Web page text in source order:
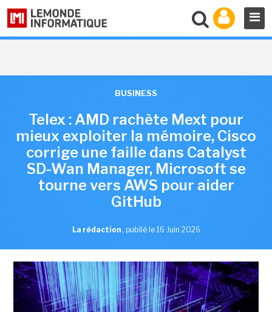
BUSINESS
Telex : AMD rachète Mext pour
mieux exploiter la mémoire, Cisco
corrige une faille dans Catalyst
SD-Wan Manager, Microsoft se
tourne vers AWS pour aider
GitHub
La rédaction , publié le 16 Juin 2026